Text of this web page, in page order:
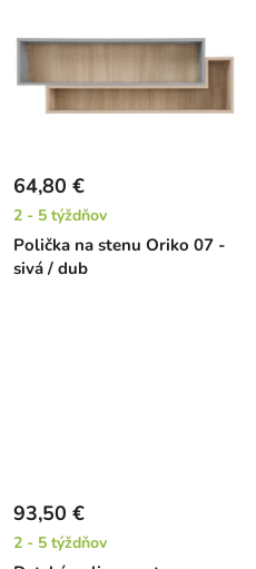
Polička na stenu Oriko 07 -
sivá / dub
64,80 €
2 - 5 týždňov
93,50 €
2 - 5 týždňov